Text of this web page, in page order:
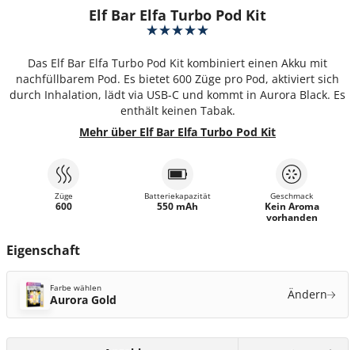
Elf Bar Elfa Turbo Pod Kit
Das Elf Bar Elfa Turbo Pod Kit kombiniert einen Akku mit
nachfüllbarem Pod. Es bietet 600 Züge pro Pod, aktiviert sich
durch Inhalation, lädt via USB-C und kommt in Aurora Black. Es
enthält keinen Tabak.
Mehr über Elf Bar Elfa Turbo Pod Kit
Züge
600
Batteriekapazität
550 mAh
Geschmack
Kein Aroma
vorhanden
Eigenschaft
Farbe wählen
Aurora Gold Ändern